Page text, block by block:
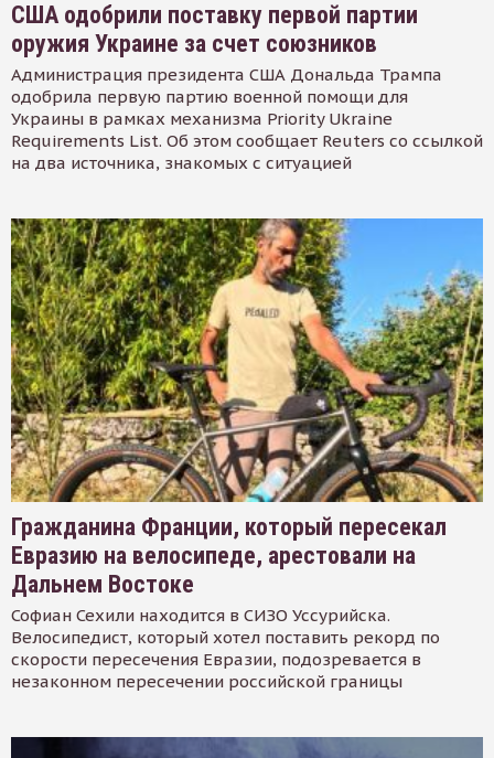
США одобрили поставку первой партии
оружия Украине за счет союзников
Администрация президента США Дональда Трампа
одобрила первую партию военной помощи для
Украины в рамках механизма Priority Ukraine
Requirements List. Об этом сообщает Reuters со ссылкой
на два источника, знакомых с ситуацией
Гражданина Франции, который пересекал
Евразию на велосипеде, арестовали на
Дальнем Востоке
Софиан Сехили находится в СИЗО Уссурийска.
Велосипедист, который хотел поставить рекорд по
скорости пересечения Евразии, подозревается в
незаконном пересечении российской границы